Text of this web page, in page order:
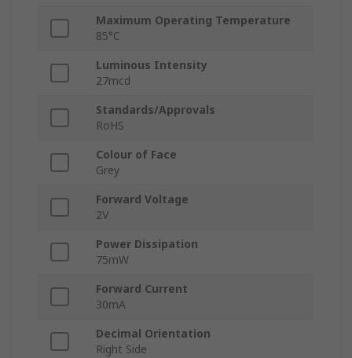
Maximum Operating Temperature
85°C
Luminous Intensity
27mcd
Standards/Approvals
RoHS
Colour of Face
Grey
Forward Voltage
2V
Power Dissipation
75mW
Forward Current
30mA
Decimal Orientation
Right Side